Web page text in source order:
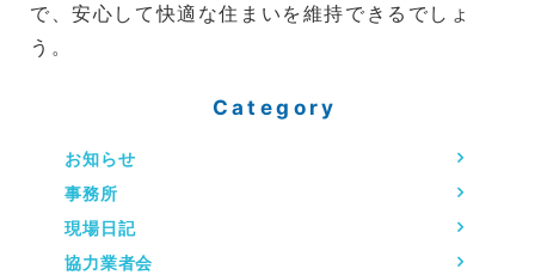
で、安心して快適な住まいを維持できるでしょ
う。
Category
お知らせ
事務所
現場日記
協力業者会